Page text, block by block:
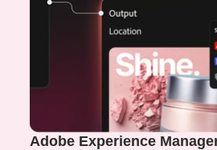
Adobe Experience